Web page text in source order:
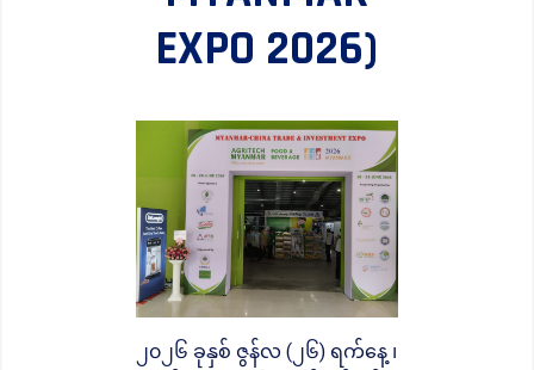
EXPO 2026)
၂၀၂၆ ခုနှစ် ဇွန်လ (၂၆) ရက်နေ့ ၊